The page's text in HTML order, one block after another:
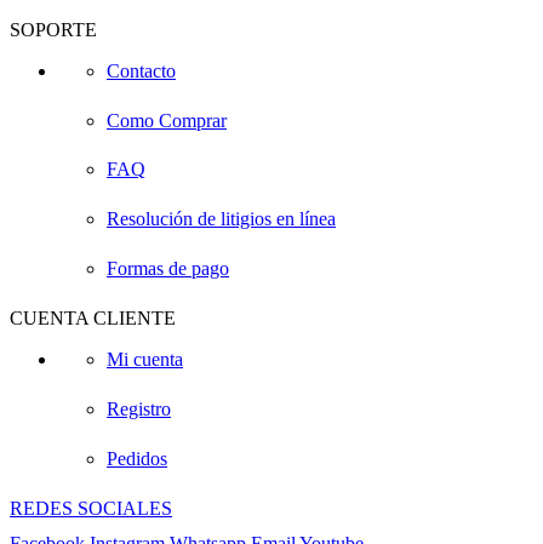
SOPORTE
Contacto
Como Comprar
FAQ
Resolución de litigios en línea
Formas de pago
CUENTA CLIENTE
Mi cuenta
Registro
Pedidos
REDES SOCIALES